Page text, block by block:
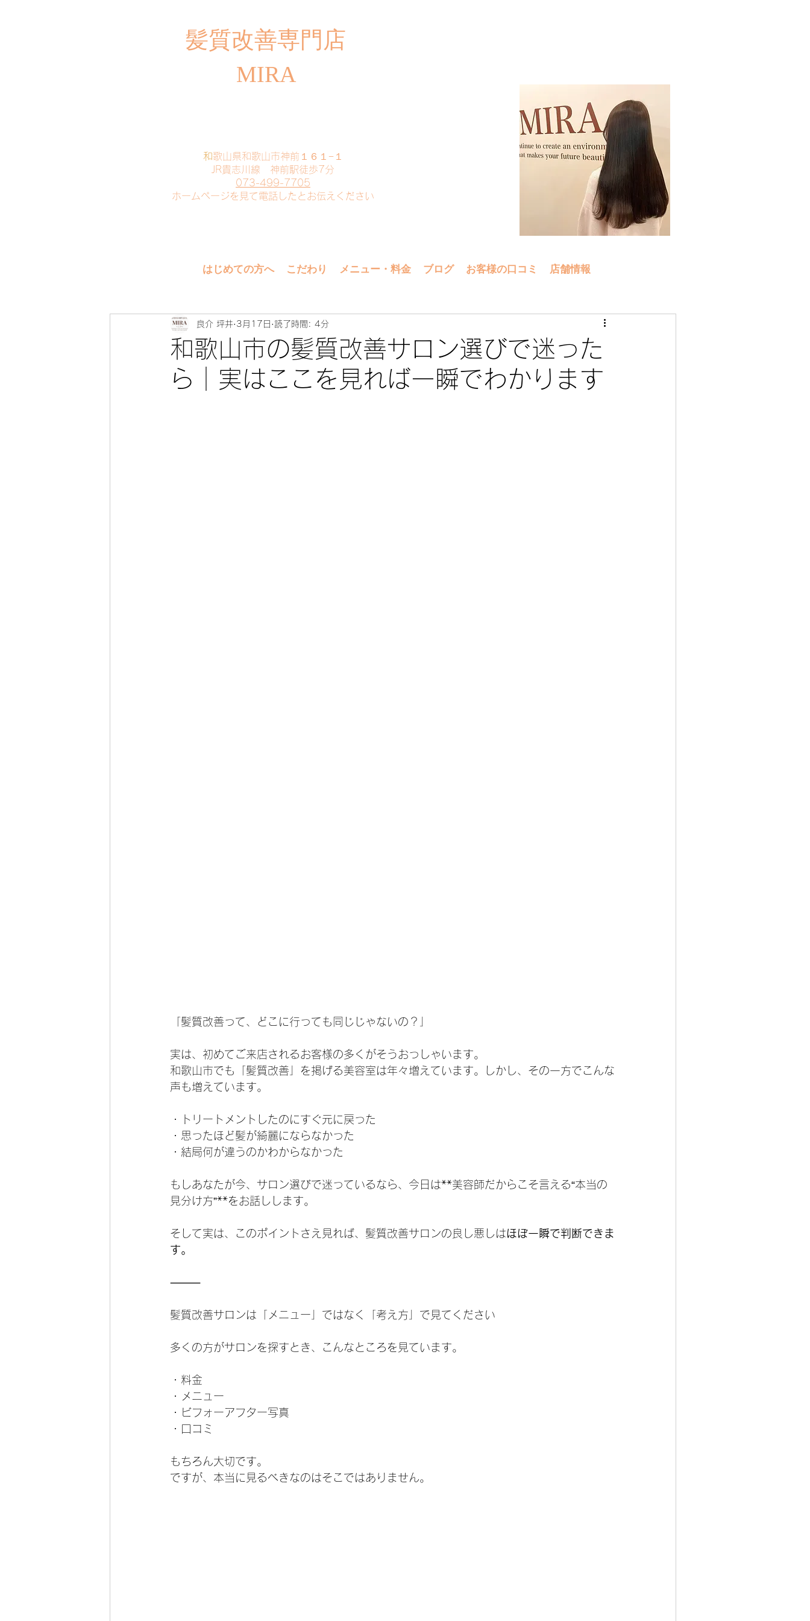
​髪質改善専門店
MIRA
​和歌山県和歌山市神前１６１−１
JR貴志川線 神前駅徒歩7分
073-499-7705
​ホームページを見て電話したとお伝えください
はじめての方へ こだわり メニュー・料金 ブログ お客様の口コミ 店舗情報
和歌山市の髪質改善サロン選びで迷った
ら｜実はここを見れば一瞬でわかります
良介 坪井 3月17日 読了時間: 4分
「髪質改善って、どこに行っても同じじゃないの？」
実は、初めてご来店されるお客様の多くがそうおっしゃいます。
和歌山市でも「髪質改善」を掲げる美容室は年々増えています。しかし、その一方でこんな
声も増えています。
・トリートメントしたのにすぐ元に戻った
・思ったほど髪が綺麗にならなかった
・結局何が違うのかわからなかった
もしあなたが今、サロン選びで迷っているなら、今日は**美容師だからこそ言える“本当の
見分け方”**をお話しします。
そして実は、このポイントさえ見れば、髪質改善サロンの良し悪しはほぼ一瞬で判断できま
す。
⸻
髪質改善サロンは「メニュー」ではなく「考え方」で見てください
多くの方がサロンを探すとき、こんなところを見ています。
・料金
・メニュー
・ビフォーアフター写真
・口コミ
もちろん大切です。
ですが、本当に見るべきなのはそこではありません。